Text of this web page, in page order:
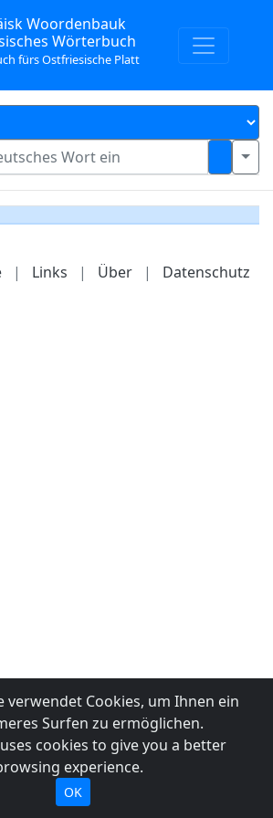
Woordenbauk
Wörterbuch
fürs Ostfriesische Platt
| Links | Über | Datenschutz
verwendet Cookies, um Ihnen ein
Surfen zu ermöglichen.
cookies to give you a better
experience.
OK